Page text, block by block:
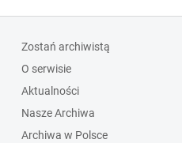
Zostań archiwistą
O serwisie
Aktualności
Nasze Archiwa
Archiwa w Polsce